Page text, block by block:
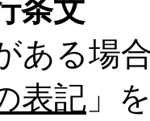
条文
ある場
表記 」